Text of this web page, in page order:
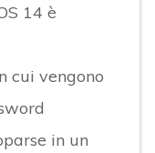
14 è
cui vengono
in un